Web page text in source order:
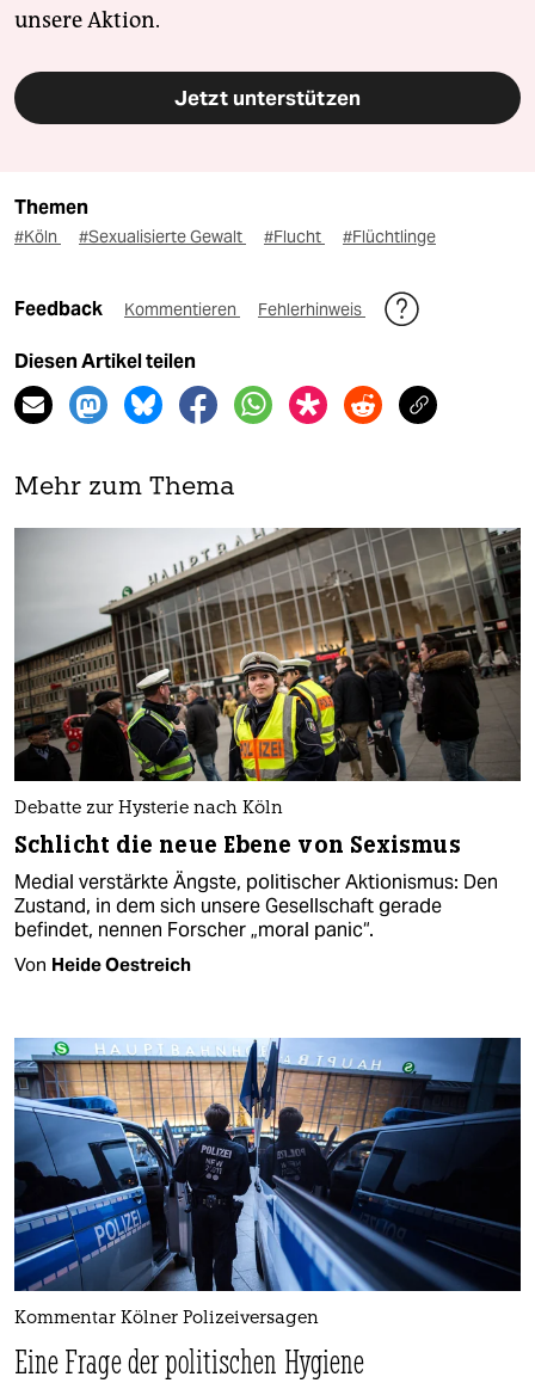
unsere Aktion.
Jetzt unterstützen
Themen
#Köln #Sexualisierte Gewalt #Flucht #Flüchtlinge
Feedback Kommentieren Fehlerhinweis
Diesen Artikel teilen
Mehr zum Thema
Debatte zur Hysterie nach Köln
Schlicht die neue Ebene von Sexismus
Medial verstärkte Ängste, politischer Aktionismus: Den
Zustand, in dem sich unsere Gesellschaft gerade
befindet, nennen Forscher „moral panic“.
Von Heide Oestreich
Kommentar Kölner Polizeiversagen
Eine Frage der politischen Hygiene